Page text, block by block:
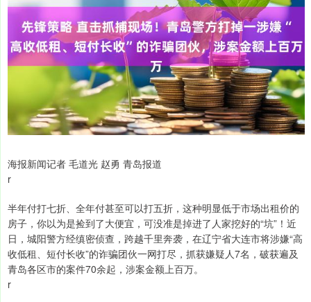
海报新闻记者 毛道光 赵勇 青岛报道
r
半年付打七折、全年付甚至可以打五折，这种明显低于市场出租价的
房子，你以为是捡到了大便宜，可没准是掉进了人家挖好的“坑”！近
日，城阳警方经缜密侦查，跨越千里奔袭，在辽宁省大连市将涉嫌“高
收低租、短付长收”的诈骗团伙一网打尽，抓获嫌疑人7名，破获遍及
青岛各区市的案件70余起，涉案金额上百万。
r